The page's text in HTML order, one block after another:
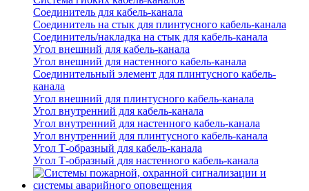
Соединитель для кабель-канала
Соединитель на стык для плинтусного кабель-канала
Соединитель/накладка на стык для кабель-канала
Угол внешний для кабель-канала
Угол внешний для настенного кабель-канала
Соединительный элемент для плинтусного кабель-
канала
Угол внешний для плинтусного кабель-канала
Угол внутренний для кабель-канала
Угол внутренний для настенного кабель-канала
Угол внутренний для плинтусного кабель-канала
Угол Т-образный для кабель-канала
Угол Т-образный для настенного кабель-канала